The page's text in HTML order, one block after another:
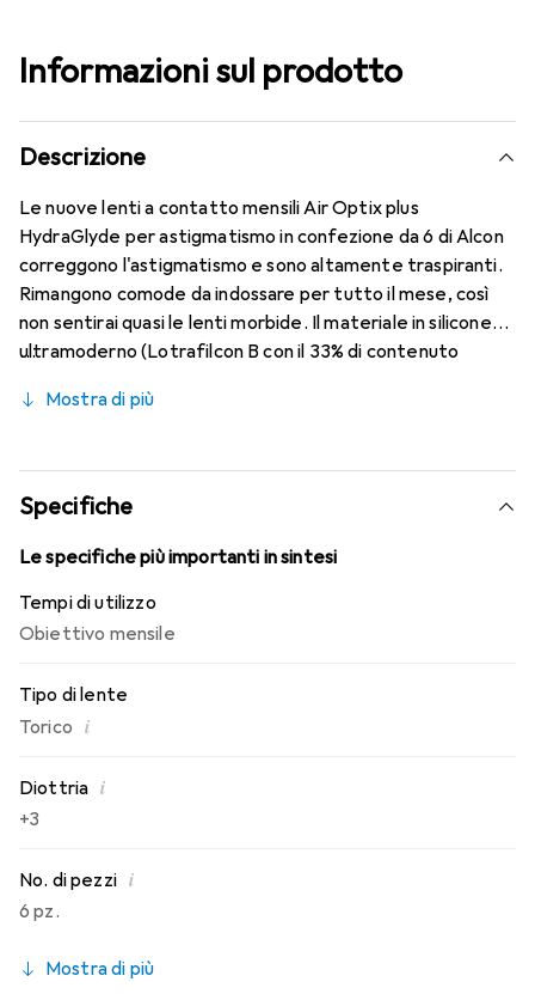
Informazioni sul prodotto
Descrizione
Le nuove lenti a contatto mensili Air Optix plus
HydraGlyde per astigmatismo in confezione da 6 di Alcon
correggono l'astigmatismo e sono altamente traspiranti.
Rimangono comode da indossare per tutto il mese, così
non sentirai quasi le lenti morbide. Il materiale in silicone
ultramoderno (Lotrafilcon B con il 33% di contenuto
Moisture Matrix e la nota tecnologia SmartShield,
conosci. Comfort e assenza di fastidi per tutto il giorno
con le lenti mensili.
Mostra di più
Specifiche
Le specifiche più importanti in sintesi
Tempi di utilizzo
Obiettivo mensile
Tipo di lente
Torico i
Diottria i
+3
No. di pezzi i
6 pz.
Mostra di più